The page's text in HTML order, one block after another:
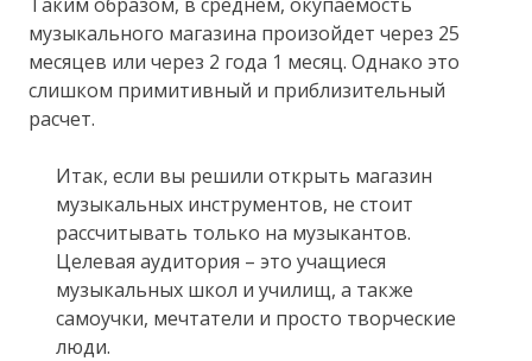
музыкального магазина произойдет через 25
месяцев или через 2 года 1 месяц. Однако это
слишком примитивный и приблизительный
расчет.
Итак, если вы решили открыть магазин
музыкальных инструментов, не стоит
рассчитывать только на музыкантов.
Целевая аудитория – это учащиеся
музыкальных школ и училищ, а также
самоучки, мечтатели и просто творческие
люди.